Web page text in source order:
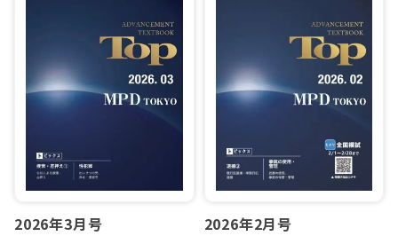
2026年3月号 2026年2月号